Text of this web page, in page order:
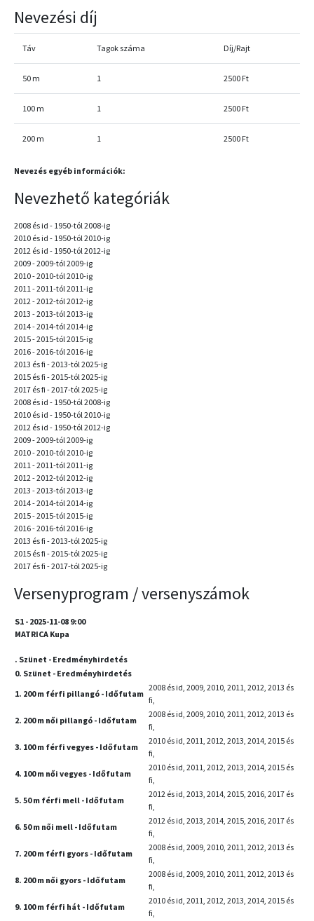
Nevezési díj
Táv Tagok száma Díj/Rajt
50 m 1 2500 Ft
100 m 1 2500 Ft
200 m 1 2500 Ft
Nevezés egyéb információk:
Nevezhető kategóriák
2008 és id - 1950-tól 2008-ig
2010 és id - 1950-tól 2010-ig
2012 és id - 1950-tól 2012-ig
2009 - 2009-tól 2009-ig
2010 - 2010-tól 2010-ig
2011 - 2011-tól 2011-ig
2012 - 2012-tól 2012-ig
2013 - 2013-tól 2013-ig
2014 - 2014-tól 2014-ig
2015 - 2015-tól 2015-ig
2016 - 2016-tól 2016-ig
2013 és fi - 2013-tól 2025-ig
2015 és fi - 2015-tól 2025-ig
2017 és fi - 2017-tól 2025-ig
2008 és id - 1950-tól 2008-ig
2010 és id - 1950-tól 2010-ig
2012 és id - 1950-tól 2012-ig
2009 - 2009-tól 2009-ig
2010 - 2010-tól 2010-ig
2011 - 2011-tól 2011-ig
2012 - 2012-tól 2012-ig
2013 - 2013-tól 2013-ig
2014 - 2014-tól 2014-ig
2015 - 2015-tól 2015-ig
2016 - 2016-tól 2016-ig
2013 és fi - 2013-tól 2025-ig
2015 és fi - 2015-tól 2025-ig
2017 és fi - 2017-tól 2025-ig
Versenyprogram / versenyszámok
S1 - 2025-11-08 9:00
MATRICA Kupa
. Szünet - Eredményhirdetés
0. Szünet - Eredményhirdetés
1. 200 m férfi pillangó - Időfutam
2008 és id, 2009, 2010, 2011, 2012, 2013 és
fi,
2. 200 m női pillangó - Időfutam
2008 és id, 2009, 2010, 2011, 2012, 2013 és
fi,
3. 100 m férfi vegyes - Időfutam
2010 és id, 2011, 2012, 2013, 2014, 2015 és
fi,
4. 100 m női vegyes - Időfutam
2010 és id, 2011, 2012, 2013, 2014, 2015 és
fi,
5. 50 m férfi mell - Időfutam
2012 és id, 2013, 2014, 2015, 2016, 2017 és
fi,
6. 50 m női mell - Időfutam
2012 és id, 2013, 2014, 2015, 2016, 2017 és
fi,
7. 200 m férfi gyors - Időfutam
2008 és id, 2009, 2010, 2011, 2012, 2013 és
fi,
8. 200 m női gyors - Időfutam
2008 és id, 2009, 2010, 2011, 2012, 2013 és
fi,
9. 100 m férfi hát - Időfutam
2010 és id, 2011, 2012, 2013, 2014, 2015 és
fi,